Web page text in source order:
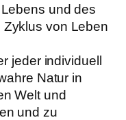
und des
von Leben
jeder individuell
Natur in
Welt und
und zu